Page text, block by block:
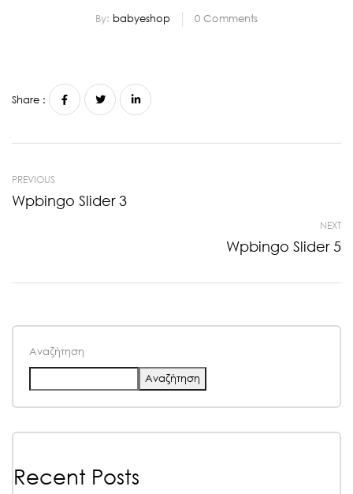
By: babyeshop 0 Comments
Αναζήτηση
Αναζήτηση
Recent Posts
Share :
PREVIOUS
Wpbingo Slider 3
NEXT
Wpbingo Slider 5